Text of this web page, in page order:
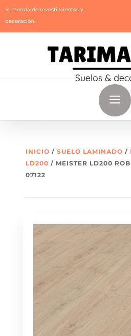
Su tienda de revestimientos y
decoración.
a
INICIO / SUELO LAMINADO /
LD200 / MEISTER LD200
07122